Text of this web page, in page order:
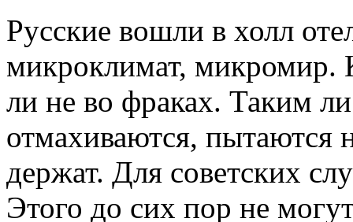
Русские вошли в холл
микроклимат, микромир.
ли не во фраках. Таким
отмахиваются, пытаются
держат. Для советских
Этого до сих пор не